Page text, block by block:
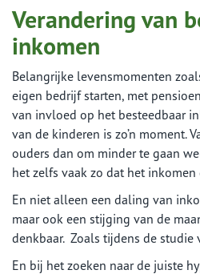
Verandering van
inkomen
Belangrijke levensmomenten
eigen bedrijf starten, met
van invloed op het besteedbaar
van de kinderen is zo’n moment.
ouders dan om minder te gaan
het zelfs vaak zo dat het inkomen
En niet alleen een daling van
maar ook een stijging van de
denkbaar. Zoals tijdens de studie
En bij het zoeken naar de juiste